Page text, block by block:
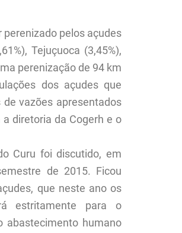
perenizado pelos açudes
Tejuçuoca (3,45%),
perenização de 94 km
dos açudes que
vazões apresentados
diretoria da Cogerh e o
Curu foi discutido, em
de 2015. Ficou
que neste ano os
estritamente para o
abastecimento humano